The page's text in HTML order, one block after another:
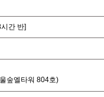
시간 반]
숲엘타워 804호)